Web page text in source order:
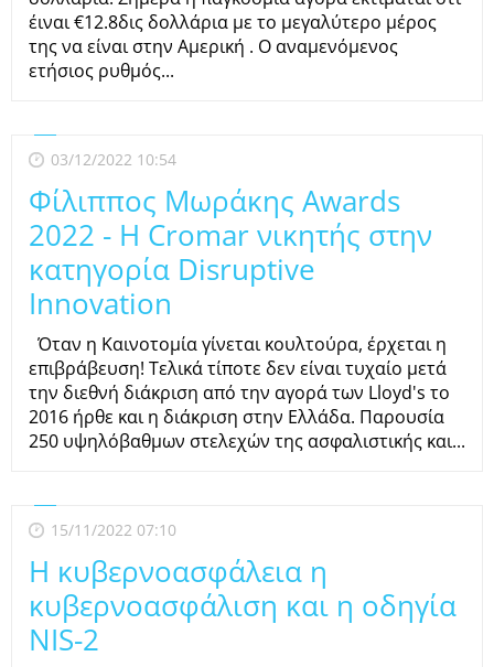
έιναι €12.8δις δολλάρια με το μεγαλύτερο μέρος
της να είναι στην Αμερική . Ο αναμενόμενος
ετήσιος ρυθμός...
03/12/2022 10:54
Φίλιππος Μωράκης Awards
2022 - Η Cromar νικητής στην
κατηγορία Disruptive
Innovation
Όταν η Καινοτομία γίνεται κουλτούρα, έρχεται η
επιβράβευση! Τελικά τίποτε δεν είναι τυχαίο μετά
την διεθνή διάκριση από την αγορά των Lloyd's το
2016 ήρθε και η διάκριση στην Ελλάδα. Παρουσία
250 υψηλόβαθμων στελεχών της ασφαλιστικής και...
15/11/2022 07:10
Η κυβερνοασφάλεια η
κυβερνοασφάλιση και η οδηγία
NIS-2